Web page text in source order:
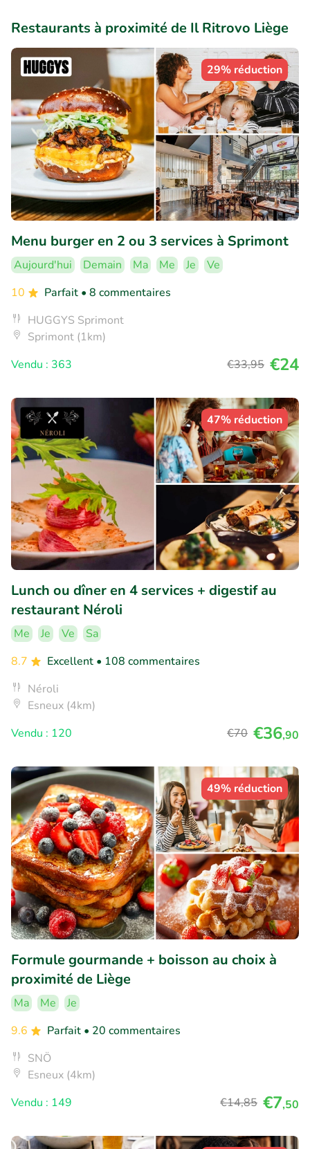
Restaurants à proximité de Il Ritrovo Liège
29% réduction
Menu burger en 2 ou 3 services à Sprimont
Aujourd'hui Demain Ma Me Je
Ve
10
Parfait • 8 commentaires
HUGGYS Sprimont
Sprimont (1km)
Vendu : 363
€33,95 €24
47% réduction
Lunch ou dîner en 4 services + digestif au
restaurant Néroli
Me Je Ve
Sa
8.7
Excellent • 108 commentaires
Néroli
Esneux (4km)
Vendu : 120
€70 €36,90
49% réduction
Formule gourmande + boisson au choix à
proximité de Liège
Ma Me
Je
9.6
Parfait • 20 commentaires
SNÖ
Esneux (4km)
Vendu : 149
€14,85 €7,50